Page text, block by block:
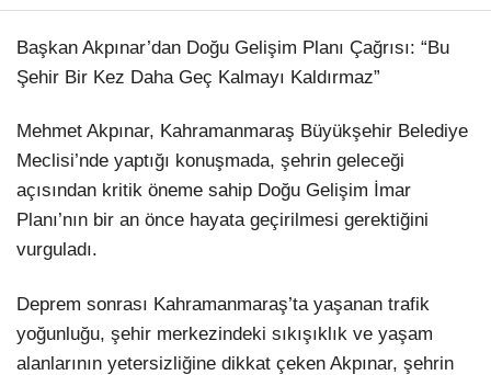
Başkan Akpınar’dan Doğu Gelişim Planı Çağrısı: “Bu
Şehir Bir Kez Daha Geç Kalmayı Kaldırmaz”
Mehmet Akpınar, Kahramanmaraş Büyükşehir Belediye
Meclisi’nde yaptığı konuşmada, şehrin geleceği
açısından kritik öneme sahip Doğu Gelişim İmar
Planı’nın bir an önce hayata geçirilmesi gerektiğini
vurguladı.
Deprem sonrası Kahramanmaraş’ta yaşanan trafik
yoğunluğu, şehir merkezindeki sıkışıklık ve yaşam
alanlarının yetersizliğine dikkat çeken Akpınar, şehrin